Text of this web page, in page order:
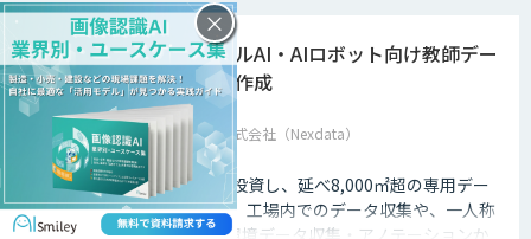
す
フィジカルAI・AIロボット向け教師デー
タ収集・作成
Datatang株式会社（Nexdata）
Nexdataは総額25億円超を投資し、延べ8,000㎡超の専用デー
タ収集工場を構築しました。工場内でのデータ収集や、一人称
×